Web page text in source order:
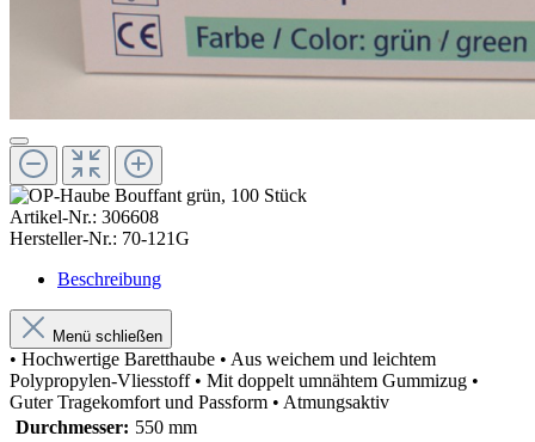
Artikel-Nr.: 306608
Hersteller-Nr.: 70-121G
Beschreibung
Menü schließen
• Hochwertige Baretthaube • Aus weichem und leichtem
Polypropylen-Vliesstoff • Mit doppelt umnähtem Gummizug •
Guter Tragekomfort und Passform • Atmungsaktiv
Durchmesser: 550 mm